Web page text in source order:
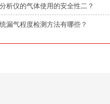
析仪的气体使用的安全性二？
漏气程度检测方法有哪些？